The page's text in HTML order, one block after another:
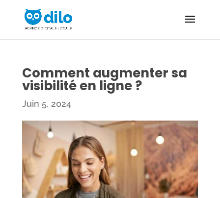
Comment augmenter sa
visibilité en ligne ?
Juin 5, 2024